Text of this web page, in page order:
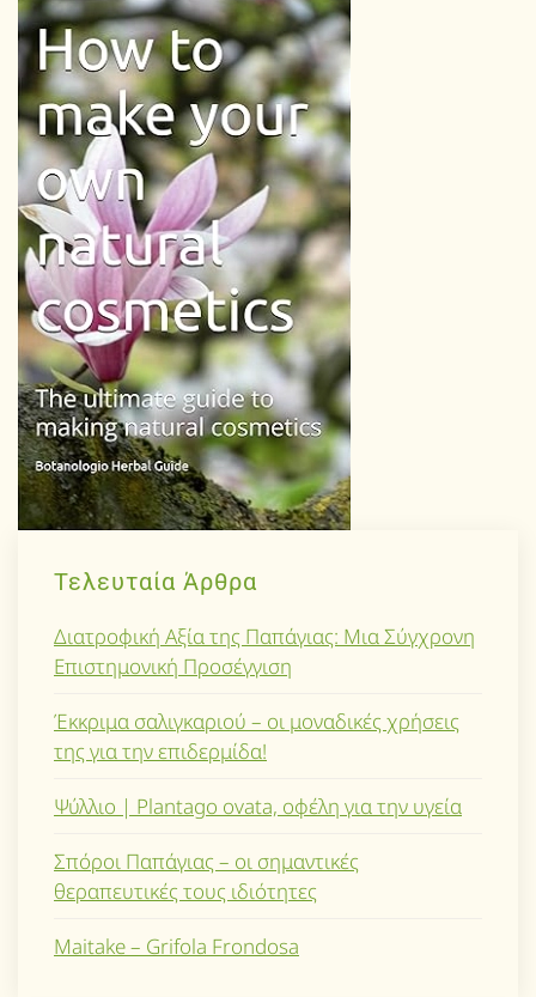
Τελευταία Άρθρα
Διατροφική Αξία της Παπάγιας: Μια Σύγχρονη
Επιστημονική Προσέγγιση
Έκκριμα σαλιγκαριού – οι μοναδικές χρήσεις
της για την επιδερμίδα!
Ψύλλιο | Plantago ovata, οφέλη για την υγεία
Σπόροι Παπάγιας – οι σημαντικές
θεραπευτικές τους ιδιότητες
Maitake – Grifola Frondosa